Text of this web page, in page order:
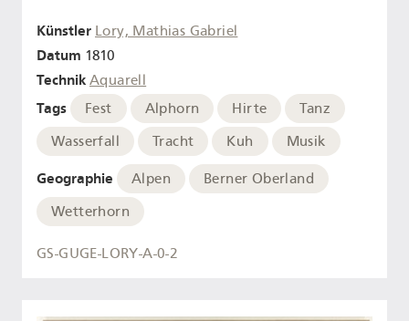
Künstler Lory, Mathias Gabriel
Datum 1810
Technik Aquarell
Tags Fest Alphorn Hirte
Tanz
Wasserfall
Tracht Kuh Musik
Geographie Alpen
Berner Oberland
Wetterhorn
GS-GUGE-LORY-A-0-2